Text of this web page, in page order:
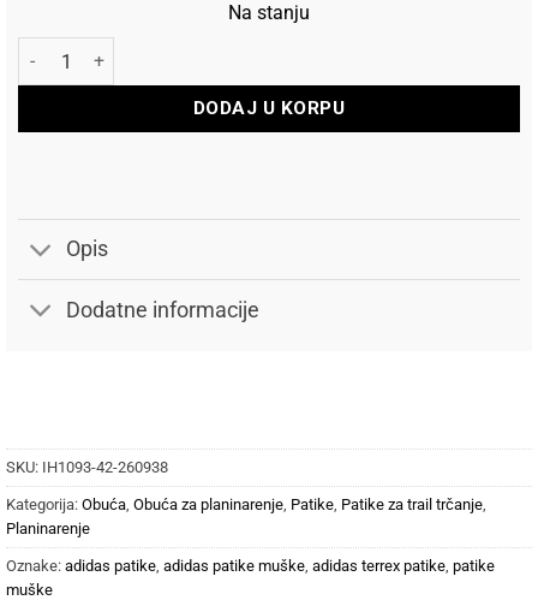
Na stanju
Adidas Patike Terrex Skychaser Hiking GTX (Gore-tex) količina
DODAJ U KORPU
Opis
Dodatne informacije
SKU: IH1093-42-260938
Kategorija: Obuća Obuća za planinarenje Patike Patike za trail trčanje
Planinarenje
Oznake: adidas patike adidas patike muške adidas terrex patike patike
muške